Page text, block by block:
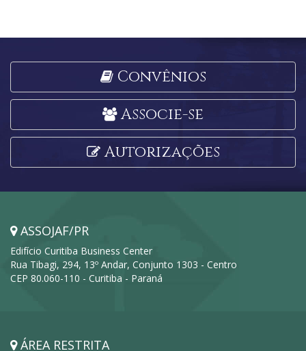
Convênios
Associe-se
Autorizações
ASSOJAF/PR
Edifício Curitiba Business Center
Rua Tibagi, 294, 13º Andar, Conjunto 1303 - Centro
CEP 80.060-110 - Curitiba - Paraná
ÁREA RESTRITA